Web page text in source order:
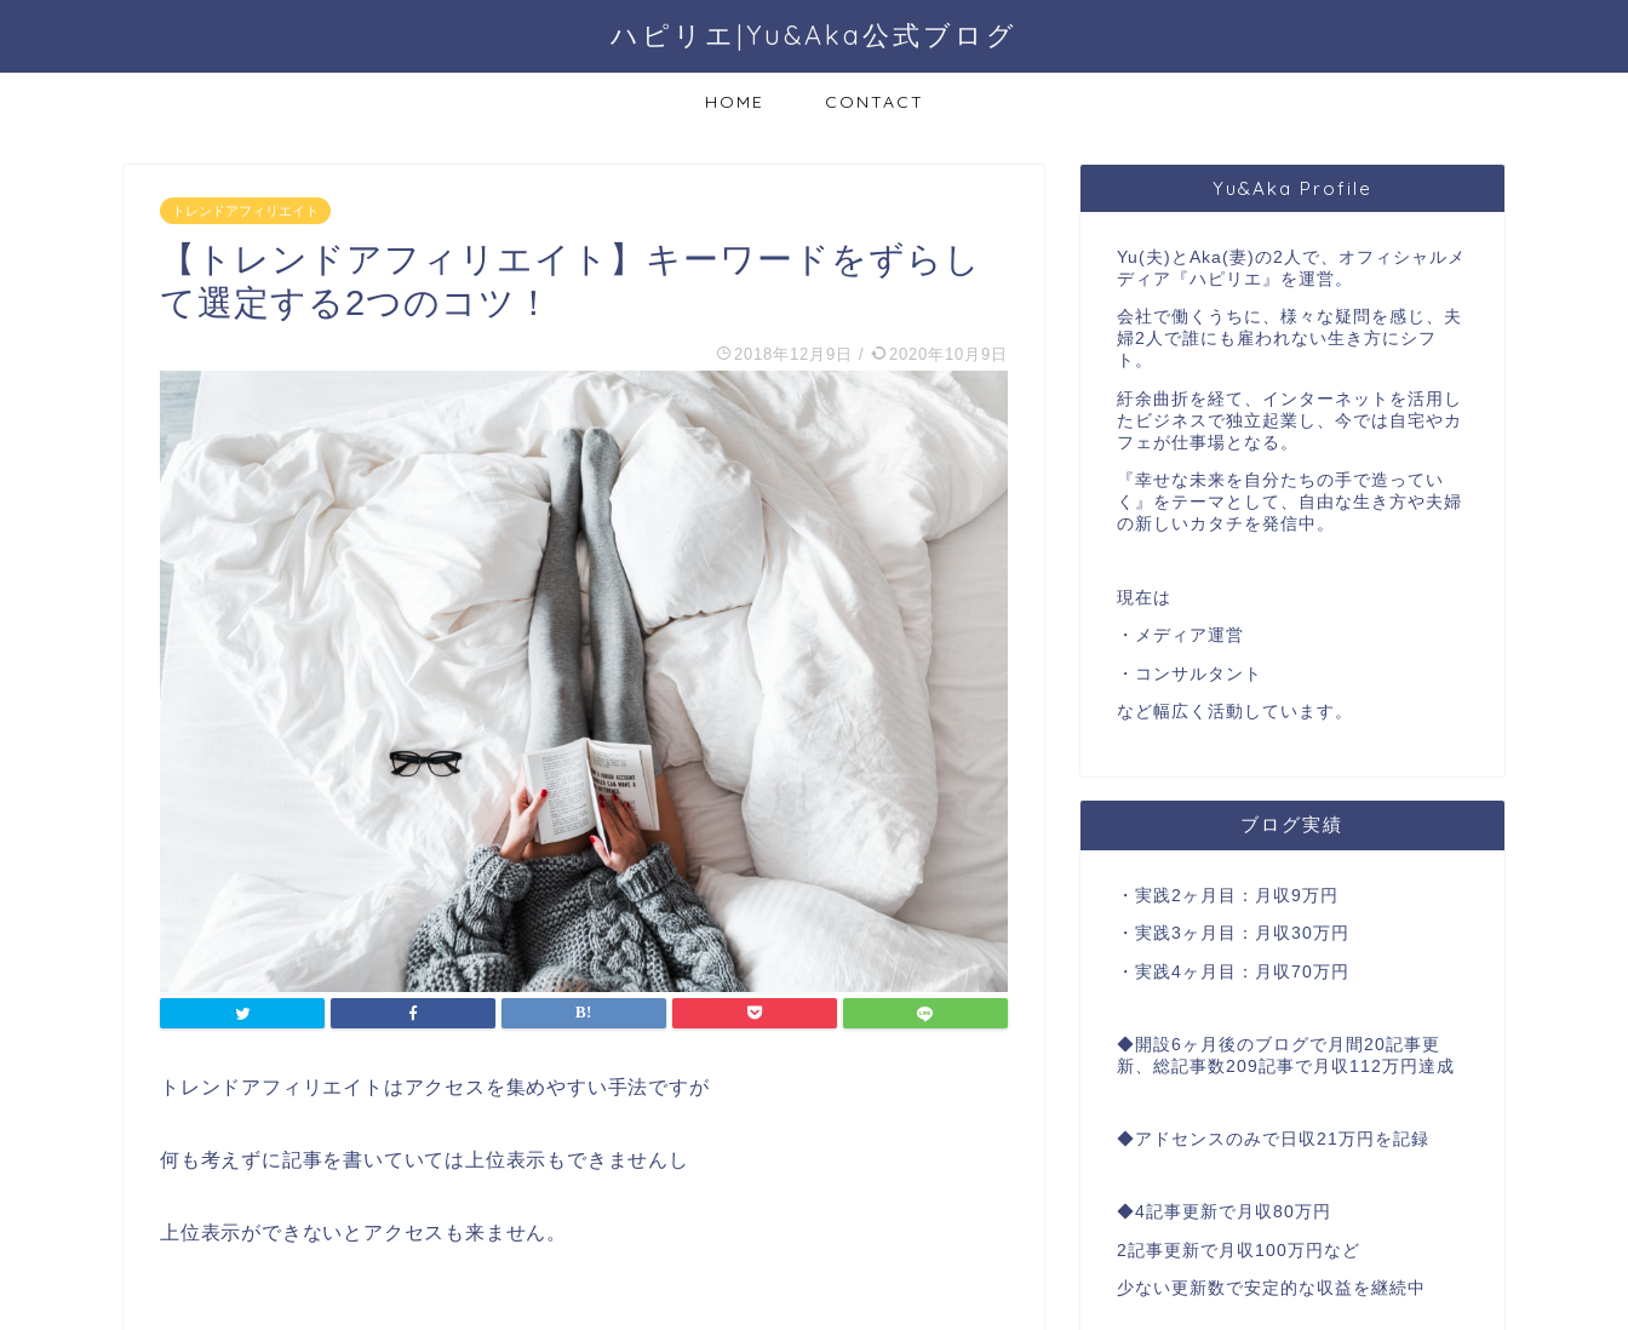
ハピリエ|Yu&Aka公式ブログ
HOME CONTACT
トレンドアフィリエイト
【トレンドアフィリエイト】キーワードをずらし
て選定する2つのコツ！
2018年12月9日 / 2020年10月9日
トレンドアフィリエイトはアクセスを集めやすい手法ですが
何も考えずに記事を書いていては上位表示もできませんし
上位表示ができないとアクセスも来ません。
Yu&Aka Profile
Yu (夫)と Aka (妻)の2 人で、オフィシャルメ
ディア『ハピリエ』を運営。
会社で働くうちに、様々な疑問を感じ、夫
婦2 人で誰にも雇われない生き方にシフ
ト。
紆余曲折を経て、インターネットを活用し
たビジネスで独立起業し、今では自宅やカ
フェが仕事場となる。
『幸せな未来を自分たちの手で造ってい
く』をテーマとして、自由な生き方や夫婦
の新しいカタチを発信中。
現在は
・メディア運営
・コンサルタント
など幅広く活動しています。
ブログ実績
・実践2ヶ月目：月収9万円
・実践3ヶ月目：月収30万円
・実践4ヶ月目：月収70万円
◆開設6ヶ月後のブログで月間20記事更
新、総記事数209記事で月収112万円達成
◆アドセンスのみで日収21万円を記録
◆4記事更新で月収80万円
2記事更新で月収100万円など
少ない更新数で安定的な収益を継続中